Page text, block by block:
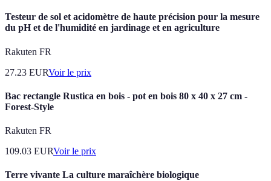
Testeur de sol et acidomètre de haute précision pour la mesure
du pH et de l'humidité en jardinage et en agriculture
Rakuten FR
27.23 EURVoir le prix
Bac rectangle Rustica en bois - pot en bois 80 x 40 x 27 cm -
Forest-Style
Rakuten FR
109.03 EURVoir le prix
Terre vivante La culture maraîchère biologique